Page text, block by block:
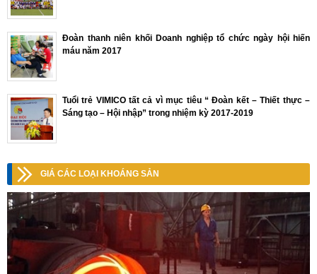
Đoàn thanh niên khối Doanh nghiệp tổ chức ngày hội hiến
máu năm 2017
Tuổi trẻ VIMICO tất cả vì mục tiêu “ Đoàn kết – Thiết thực –
Sáng tạo – Hội nhập” trong nhiệm kỳ 2017-2019
GIÁ CÁC LOẠI KHOÁNG SẢN